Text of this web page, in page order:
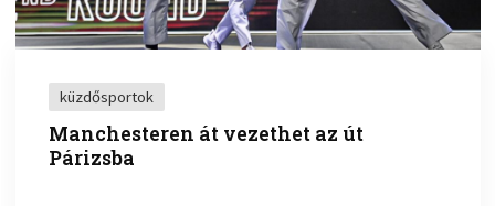
küzdősportok
Manchesteren át vezethet az út
Párizsba